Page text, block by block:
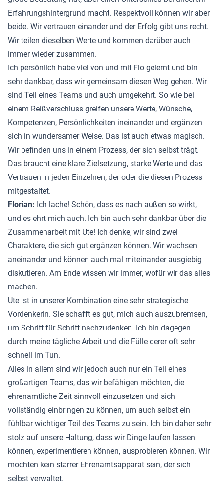
Erfahrungshintergrund macht. Respektvoll können wir aber
beide. Wir vertrauen einander und der Erfolg gibt uns recht.
Wir teilen dieselben Werte und kommen darüber auch
immer wieder zusammen.
Ich persönlich habe viel von und mit Flo gelernt und bin
sehr dankbar, dass wir gemeinsam diesen Weg gehen. Wir
sind Teil eines Teams und auch umgekehrt. So wie bei
einem Reißverschluss greifen unsere Werte, Wünsche,
Kompetenzen, Persönlichkeiten ineinander und ergänzen
sich in wundersamer Weise. Das ist auch etwas magisch.
Wir befinden uns in einem Prozess, der sich selbst trägt.
Das braucht eine klare Zielsetzung, starke Werte und das
Vertrauen in jeden Einzelnen, der oder die diesen Prozess
mitgestaltet.
Florian: Ich lache! Schön, dass es nach außen so wirkt,
und es ehrt mich auch. Ich bin auch sehr dankbar über die
Zusammenarbeit mit Ute! Ich denke, wir sind zwei
Charaktere, die sich gut ergänzen können. Wir wachsen
aneinander und können auch mal miteinander ausgiebig
diskutieren. Am Ende wissen wir immer, wofür wir das alles
machen.
Ute ist in unserer Kombination eine sehr strategische
Vordenkerin. Sie schafft es gut, mich auch auszubremsen,
um Schritt für Schritt nachzudenken. Ich bin dagegen
durch meine tägliche Arbeit und die Fülle derer oft sehr
schnell im Tun.
Alles in allem sind wir jedoch auch nur ein Teil eines
großartigen Teams, das wir befähigen möchten, die
ehrenamtliche Zeit sinnvoll einzusetzen und sich
vollständig einbringen zu können, um auch selbst ein
fühlbar wichtiger Teil des Teams zu sein. Ich bin daher sehr
stolz auf unsere Haltung, dass wir Dinge laufen lassen
können, experimentieren können, ausprobieren können. Wir
möchten kein starrer Ehrenamtsapparat sein, der sich
selbst verwaltet.